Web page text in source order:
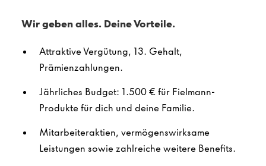
Wir geben alles. Deine Vorteile.
Attraktive Vergütung, 13. Gehalt,
Prämienzahlungen.
Jährliches Budget: 1.500 € für Fielmann-
Produkte für dich und deine Familie.
Mitarbeiteraktien, vermögenswirksame
Leistungen sowie zahlreiche weitere Benefits.